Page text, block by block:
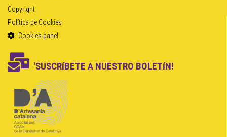
Copyright
Política de Cookies
Cookies panel
'SUSCRíBETE A NUESTRO BOLETíN!